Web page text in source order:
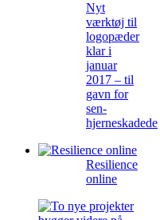
Nyt
værktøj til
logopæder
klar i
januar
2017 – til
gavn for
sen-
hjerneskadede
Resilience
online